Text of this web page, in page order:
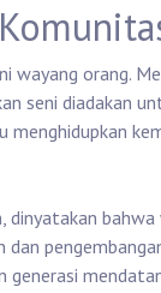
wayang orang.
seni diadakan
menghidupkan
generasi